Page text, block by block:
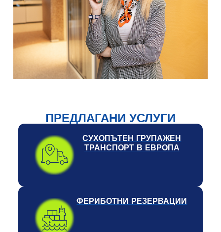
ПРЕДЛАГАНИ УСЛУГИ
СУХОПЪТЕН ГРУПАЖЕН
ТРАНСПОРТ В ЕВРОПА
ФЕРИБОТНИ РЕЗЕРВАЦИИ